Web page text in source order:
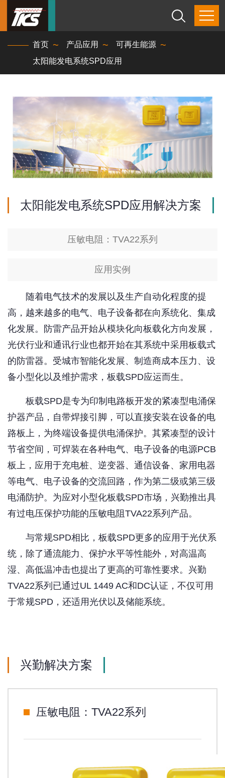
首页 产品应用
可再生能源
太阳能发电系统SPD应用
太阳能发电系统SPD应用解决方案
压敏电阻：TVA22系列
应用实例
随着电气技术的发展以及生产自动化程度的提
高，越来越多的电气、电子设备都在向系统化、集成
化发展。防雷产品开始从模块化向板载化方向发展，
光伏行业和通讯行业也都开始在其系统中采用板载式
的防雷器。受城市智能化发展、制造商成本压力、设
备小型化以及维护需求，板载SPD应运而生。
板载SPD是专为印制电路板开发的紧凑型电涌保
护器产品，自带焊接引脚，可以直接安装在设备的电
路板上，为终端设备提供电涌保护。其紧凑型的设计
节省空间，可焊装在各种电气、电子设备的电源PCB
板上，应用于充电桩、逆变器、通信设备、家用电器
等电气、电子设备的交流回路，作为第二级或第三级
电涌防护。为应对小型化板载SPD市场，兴勤推出具
有过电压保护功能的压敏电阻TVA22系列产品。
与常规SPD相比，板载SPD更多的应用于光伏系
统，除了通流能力、保护水平等性能外，对高温高
湿、高低温冲击也提出了更高的可靠性要求。兴勤
TVA22系列已通过UL 1449 AC和DC认证，不仅可用
于常规SPD，还适用光伏以及储能系统。
兴勤解决方案
压敏电阻：TVA22系列